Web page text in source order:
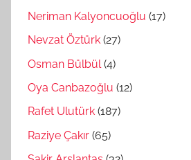
Neriman Kalyoncuoğlu (17)
Nevzat Öztürk (27)
Osman Bülbül (4)
Oya Canbazoğlu (12)
Rafet Ulutürk (187)
Raziye Çakır (65)